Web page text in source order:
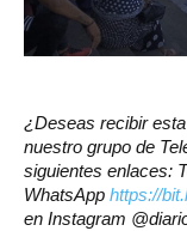
¿Deseas recibir
nuestro grupo de
siguientes enlaces:
WhatsApp https://
en Instagram